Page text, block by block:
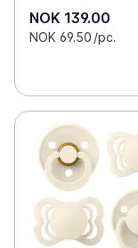
NOK 139.00
NOK 69.50 /pc.